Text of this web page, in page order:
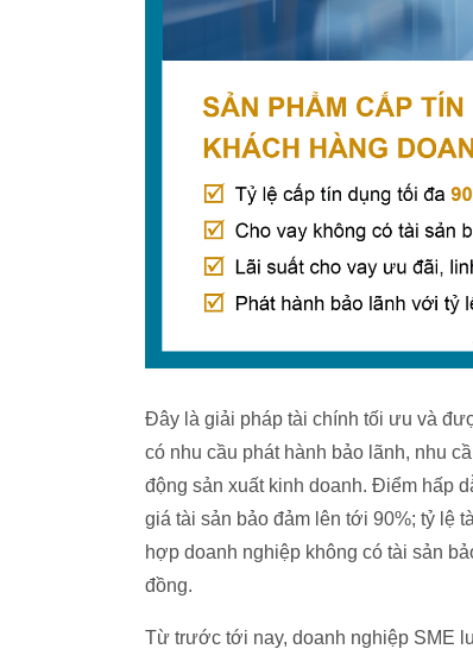
Đây là giải pháp tài chính tối ưu và
có nhu cầu phát hành bảo lãnh, nhu
động sản xuất kinh doanh. Điểm hấp
giá tài sản bảo đảm lên tới 90%; tỷ lệ
hợp doanh nghiệp không có tài sản
đồng.
Từ trước tới nay, doanh nghiệp SME